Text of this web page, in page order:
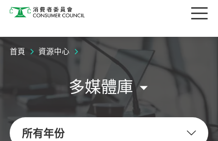
消費者委員會 目
首頁 資源中心
多媒體庫
所有年份